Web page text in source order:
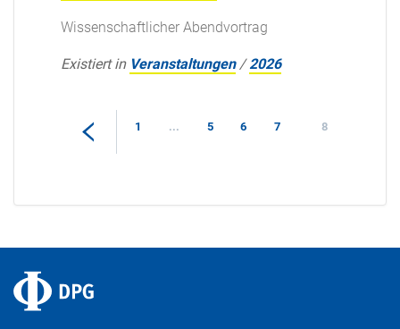
Wissenschaftlicher Abendvortrag
Existiert in Veranstaltungen /2026
1 ... 5 6 7 8